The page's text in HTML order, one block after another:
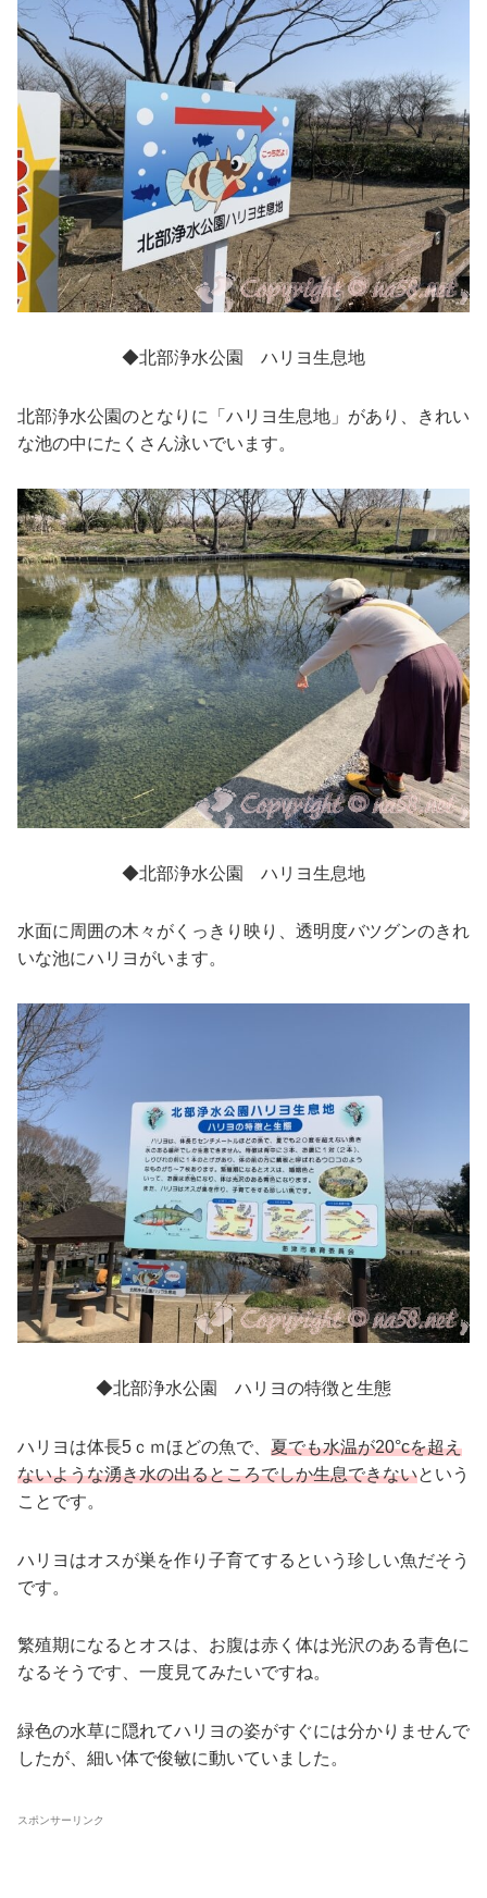
◆北部浄水公園 ハリヨ生息地
北部浄水公園のとなりに「ハリヨ生息地」があり、きれい
な池の中にたくさん泳いでいます。
◆北部浄水公園 ハリヨ生息地
水面に周囲の木々がくっきり映り、透明度バツグンのきれ
いな池にハリヨがいます。
◆北部浄水公園 ハリヨの特徴と生態
ハリヨは体長5ｃｍほどの魚で、 夏でも水温が20°cを超え
ないような湧き水の出るところでしか生息できないという
ことです。
ハリヨはオスが巣を作り子育てするという珍しい魚だそう
です。
繁殖期になるとオスは、お腹は赤く体は光沢のある青色に
なるそうです、一度見てみたいですね。
緑色の水草に隠れてハリヨの姿がすぐには分かりませんで
したが、細い体で俊敏に動いていました。
スポンサーリンク